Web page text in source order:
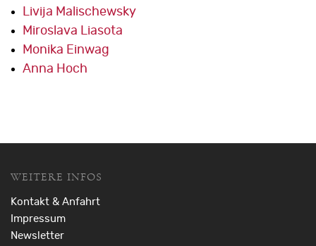
Livija Malischewsky
Miroslava Liasota
Monika Einwag
Anna Hoch
WEITERE INFOS
Kontakt & Anfahrt
Impressum
Newsletter